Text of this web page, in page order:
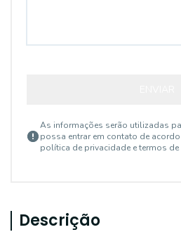
As informações serão utilizadas
possa entrar em contato de
política de privacidade e termos de
Descrição